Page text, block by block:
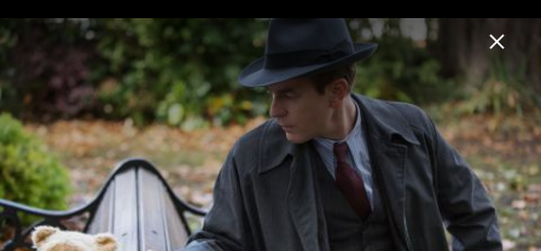
Menu
Disney Soundtracks
Home News Musik Videos Fotos